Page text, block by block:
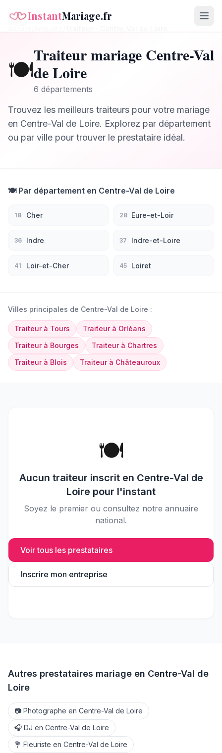
InstantMariage.fr
🍽️
Traiteurmariage Centre-Val
de Loire
6 départements
Trouvez les meilleurs traiteurs pour votre mariage
en Centre-Val de Loire. Explorez par département
ou par ville pour trouver le prestataire idéal.
🍽️Par département en Centre-Val de Loire
18 Cher 28 Eure-et-Loir
36 Indre 37 Indre-et-Loire
41 Loir-et-Cher 45 Loiret
Villes principales de Centre-Val de Loire :
Traiteurà Tours Traiteurà Orléans
Traiteurà Bourges Traiteurà Chartres
Traiteurà Blois Traiteurà Châteauroux
🍽️
Aucun traiteur inscrit en Centre-Val de
Loire pour l'instant
Soyez le premier ou consultez notre annuaire
national.
Voir tous les prestataires
Inscrire mon entreprise
Autres prestataires mariage en Centre-Val de
Loire
📷 Photographe en Centre-Val de Loire
🎧 DJ en Centre-Val de Loire
💐 Fleuriste en Centre-Val de Loire